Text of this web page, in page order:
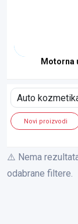
Motorna
Novi proizvodi
⚠️ Nema
odabrane filtere.